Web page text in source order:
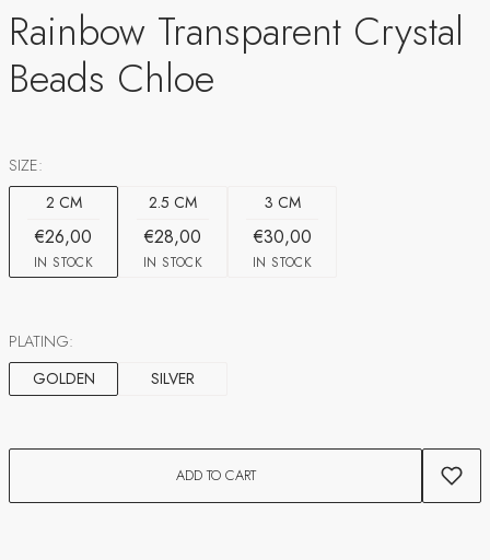
Rainbow Transparent Crystal
Beads Chloe
SIZE:
2 CM
€26,00
IN STOCK
2.5 CM
€28,00
IN STOCK
3 CM
€30,00
IN STOCK
PLATING:
GOLDEN
SILVER
ADD TO CART